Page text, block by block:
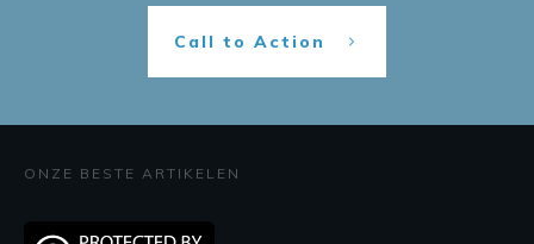
Call to Action
ONZE BESTE ARTIKELEN